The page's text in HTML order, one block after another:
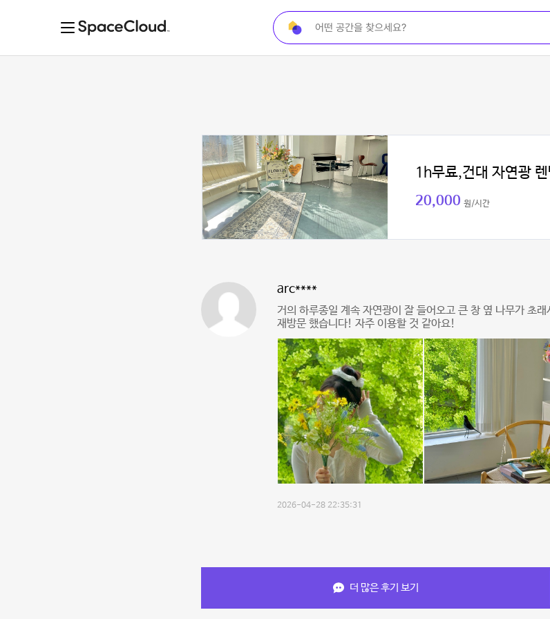
1h무료,건대 자연광
20,000 원/시간
arc****
거의 하루종일 계속 자연광이 잘 들어오고 큰 창 옆 나무가 초
재방문 했습니다! 자주 이용할 것 같아요!
2026-04-28 22:35:31
더 많은 후기 보기